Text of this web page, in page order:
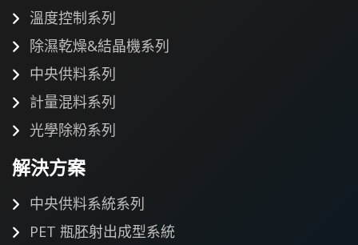
溫度控制系列
除濕乾燥&結晶機系列
中央供料系列
計量混料系列
光學除粉系列
解決方案
中央供料系統系列
PET 瓶胚射出成型系統